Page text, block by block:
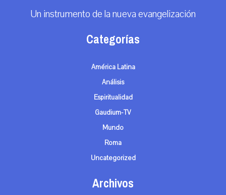
Un instrumento de la nueva evangelización
Categorías
América Latina
Análisis
Espiritualidad
Gaudium-TV
Mundo
Roma
Uncategorized
Archivos